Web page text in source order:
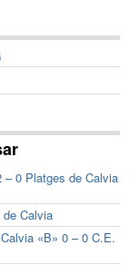
– 0 Platges de Calvia
Calvia
«B» 0 – 0 C.E.